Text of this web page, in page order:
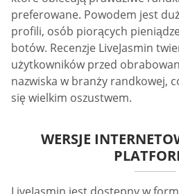
preferowane. Powodem jest
profili, osób piorących
botów. Recenzje LiveJasmin
użytkowników przed
nazwiska w branży randkowej,
się wielkim oszustwem.
WERSJE